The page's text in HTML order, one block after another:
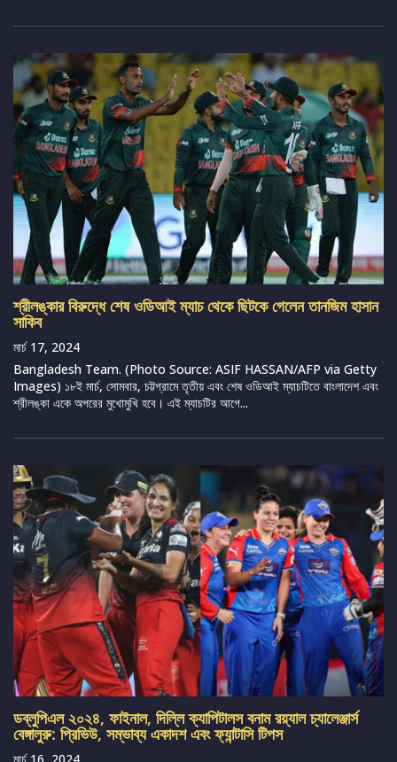
শ্রীলঙ্কার বিরুদ্ধে শেষ ওডিআই ম্যাচ থেকে ছিটকে গেলেন তানজিম হাসান
সাকিব
মার্চ 17, 2024
Bangladesh Team. (Photo Source: ASIF HASSAN/AFP via Getty
Images) ১৮ই মার্চ, সোমবার, চট্টগ্রামে তৃতীয় এবং শেষ ওডিআই ম্যাচটিতে বাংলাদেশ এবং
শ্রীলঙ্কা একে অপরের মুখোমুখি হবে। এই ম্যাচটির আগে...
ডব্লুপিএল ২০২৪, ফাইনাল, দিল্লি ক্যাপিটালস বনাম রয়্যাল চ্যালেঞ্জার্স
বেঙ্গালুরু: প্রিভিউ, সম্ভাব্য একাদশ এবং ফ্যান্টাসি টিপস